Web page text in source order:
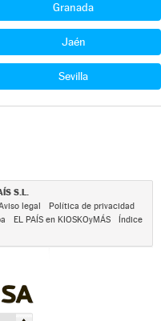
Granada
Jaén
Sevilla
S.L.
legal
Política de privacidad
EL PAÍS en KIOSKOyMÁS
Índice